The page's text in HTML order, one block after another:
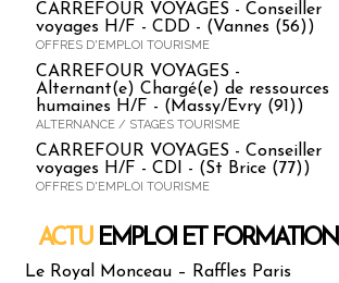
CARREFOUR VOYAGES - Conseiller
voyages H/F - CDD - (Vannes (56))
OFFRES D'EMPLOI TOURISME
CARREFOUR VOYAGES -
Alternant(e) Chargé(e) de ressources
humaines H/F - (Massy/Evry (91))
ALTERNANCE / STAGES TOURISME
CARREFOUR VOYAGES - Conseiller
voyages H/F - CDI - (St Brice (77))
OFFRES D'EMPLOI TOURISME
ACTU EMPLOI ET FORMATION
Le Royal Monceau – Raffles Paris